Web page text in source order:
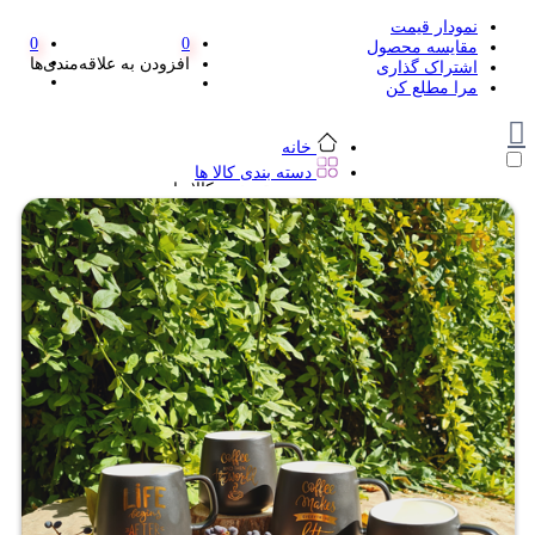
نمودار قیمت
مقایسه محصول
اشتراک گذاری
مرا مطلع کن
0
افزودن به علاقه‌مندی‌ها
0
خانه
دسته بندی کالا ها
دسته بندی کالا ها
لوازم تحریر و هنر
لوازم تحریر و هنر
مداد
پاک کن و غلط گیر
مداد تراش
اتود و نوک
روان نویس فانتزی
خودکار و خودکار فشاری
ماژیک ها
دفترچه یادداشت
استیکر
استیک نوت
خط کش و گونیا
کیف غذا
کوله پشتی
چسب
کاتر فانتزی
بوک مارک
ماشین حساب